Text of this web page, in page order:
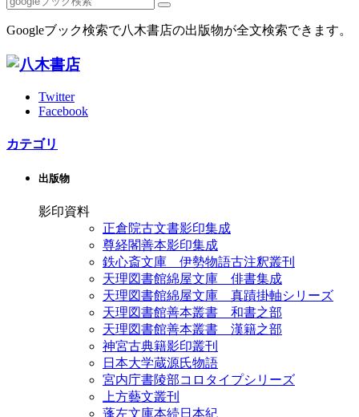
Googleブック検索で八木書店の出版物が全文検索できます。
Twitter
Facebook
カテゴリ
出版物
影印資料
正倉院古文書影印集成
尊経閣善本影印集成
鉄心斎文庫 伊勢物語古注釈叢刊
天理図書館綿屋文庫 俳書集成
天理図書館綿屋文庫 真蹟掛軸シリーズ
天理図書館善本叢書 和書之部
天理図書館善本叢書 漢籍之部
神宮古典籍影印叢刊
日本大学蔵源氏物語
宮内庁書陵部コロタイプシリーズ
上方藝文叢刊
蓬左文庫本続日本紀